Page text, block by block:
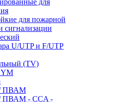
для
для пожарной
сигнализации
U/UTP и F/UTP
(TV)
ПВАМ
ПВАМ - CCA -